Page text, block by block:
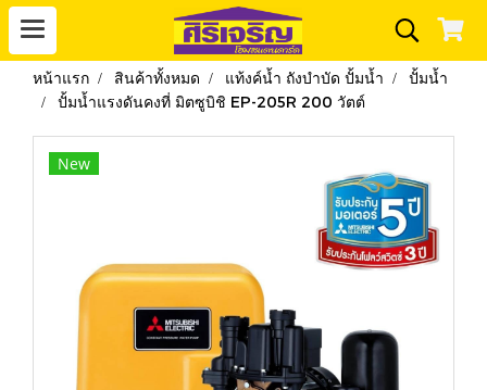
หน้าแรก สินค้าทั้งหมด แท้งค์น้ำ ถังบำบัด ปั้มน้ำ
ปั้มน้ำ
ปั้มน้ำแรงดันคงที่ มิตซูบิชิ EP-205R 200 วัตต์
New